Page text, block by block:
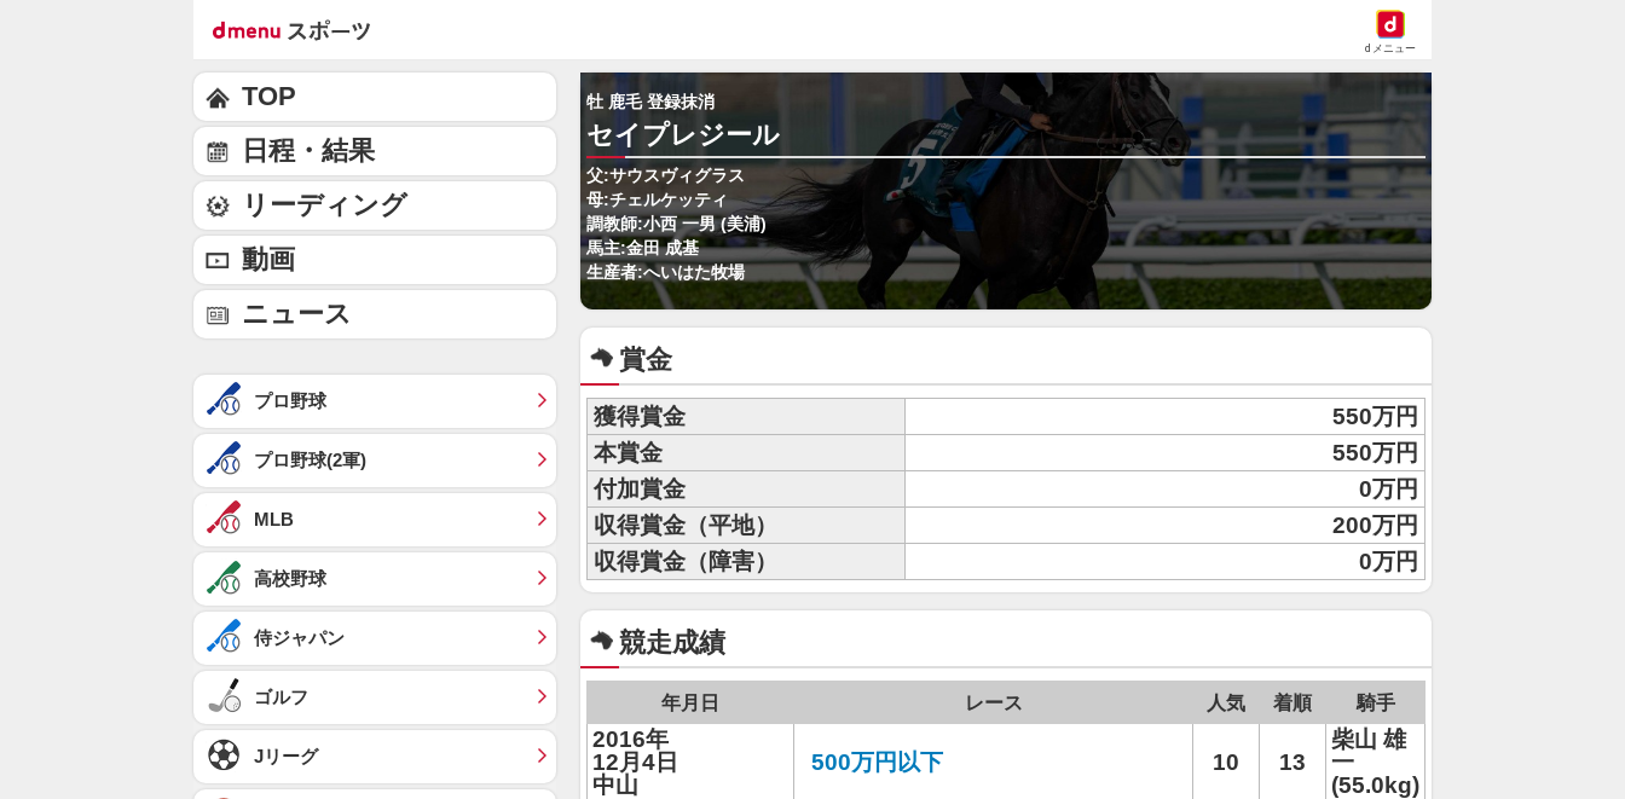
dメニュー
牡 鹿毛 登録抹消
セイプレジール
父:サウスヴィグラス
母:チェルケッティ
調教師:小西 一男 (美浦)
馬主:金田 成基
生産者:へいはた牧場
賞金
獲得賞金
550万円
本賞金
550万円
付加賞金
0万円
収得賞金（平地）
200万円
収得賞金（障害）
0万円
競走成績
年月日 レース 人気 着順 騎手
2016年
12月4日
中山
500万円以下 10 13
柴山 雄
一
(55.0kg)
TOP
日程・結果
リーディング
動画
ニュース
プロ野球
プロ野球(2軍)
MLB
高校野球
侍ジャパン
ゴルフ
Jリーグ